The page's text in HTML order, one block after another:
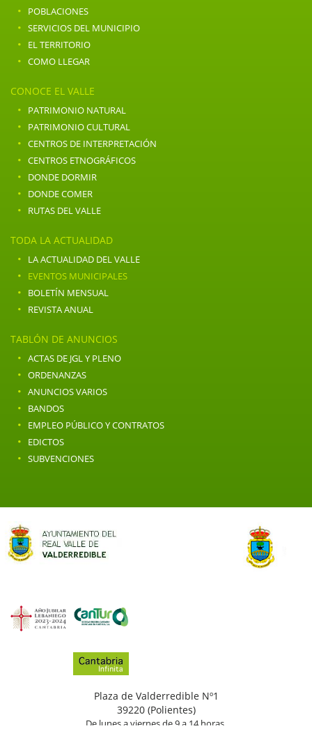
· POBLACIONES
· SERVICIOS DEL MUNICIPIO
· EL TERRITORIO
· COMO LLEGAR
CONOCE EL VALLE
· PATRIMONIO NATURAL
· PATRIMONIO CULTURAL
· CENTROS DE INTERPRETACIÓN
· CENTROS ETNOGRÁFICOS
· DONDE DORMIR
· DONDE COMER
· RUTAS DEL VALLE
TODA LA ACTUALIDAD
· LA ACTUALIDAD DEL VALLE
· EVENTOS MUNICIPALES
· BOLETÍN MENSUAL
· REVISTA ANUAL
TABLÓN DE ANUNCIOS
· ACTAS DE JGL Y PLENO
· ORDENANZAS
· ANUNCIOS VARIOS
· BANDOS
· EMPLEO PÚBLICO Y CONTRATOS
· EDICTOS
· SUBVENCIONES
Plaza de Valderredible Nº1
39220 (Polientes)
De lunes a viernes de 9 a 14 horas.